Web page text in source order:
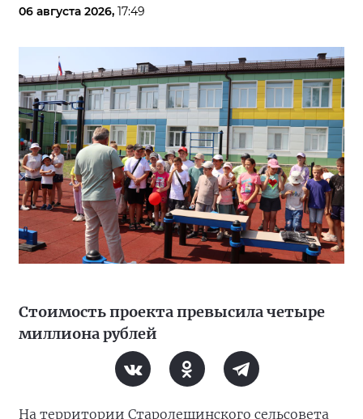
06 августа 2026, 17:49
Стоимость проекта превысила четыре
миллиона рублей
На территории Старолещинского сельсовета